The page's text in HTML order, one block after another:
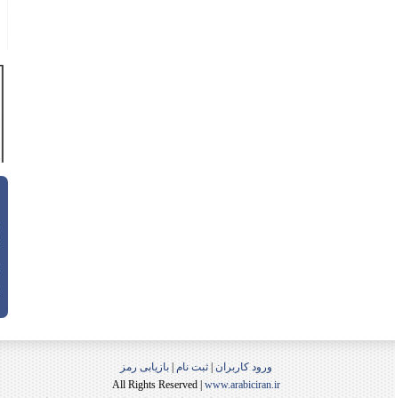
ورود کاربران |ثبت نام |بازیابی رمز
All Rights Reserved | www.arabiciran.ir